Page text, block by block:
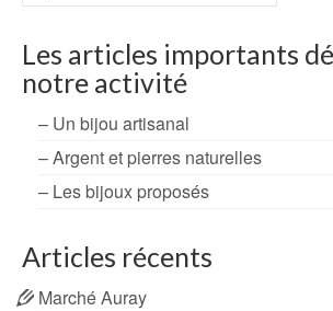
Les articles importants
notre activité
– Un bijou artisanal
– Argent et pierres naturelles
– Les bijoux proposés
Articles récents
Marché Auray